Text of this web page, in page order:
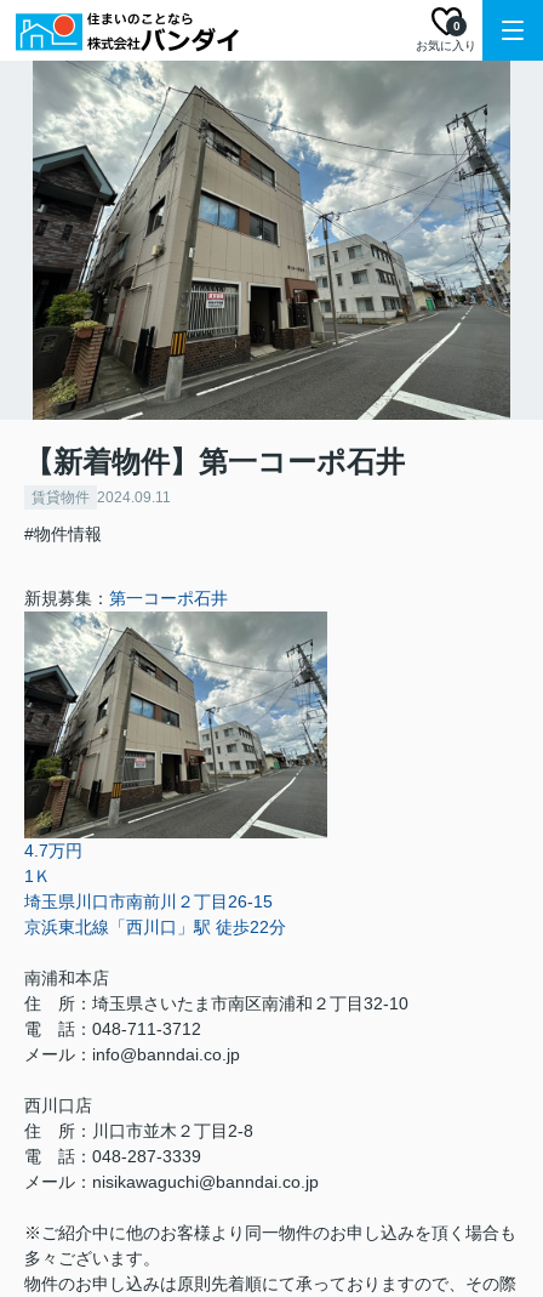
お気に入り
0
【新着物件】第一コーポ石井
賃貸物件 2024.09.11
#物件情報
新規募集： 第一コーポ石井
4.7万円
1Ｋ
埼玉県川口市南前川２丁目26-15
京浜東北線「西川口」駅 徒歩22分
南浦和本店
住 所： 埼玉県さいたま市南区南浦和２丁目32-10
電 話：048-711-3712
メール： info@banndai.co.jp
西川口店
住 所： 川口市並木２丁目2-8
電 話：048-287-3339
メール ： nisikawaguchi@banndai.co.jp
※ご紹介中に他のお客様より同一物件のお申し込みを頂く場合も
多々ございます。
物件のお申し込みは原則先着順にて承っておりますので、その際